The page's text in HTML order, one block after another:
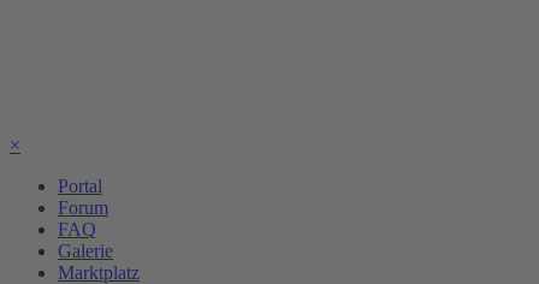
×
Portal
Forum
FAQ
Galerie
Marktplatz